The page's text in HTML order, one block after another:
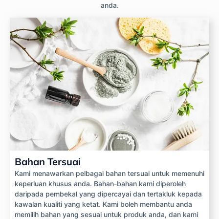
anda.
Bahan Tersuai
Kami menawarkan pelbagai bahan tersuai untuk memenuhi
keperluan khusus anda. Bahan-bahan kami diperoleh
daripada pembekal yang dipercayai dan tertakluk kepada
kawalan kualiti yang ketat. Kami boleh membantu anda
memilih bahan yang sesuai untuk produk anda, dan kami